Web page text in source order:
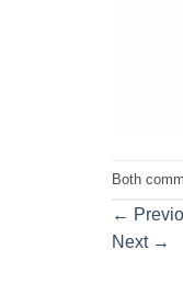
Both
←
Next →